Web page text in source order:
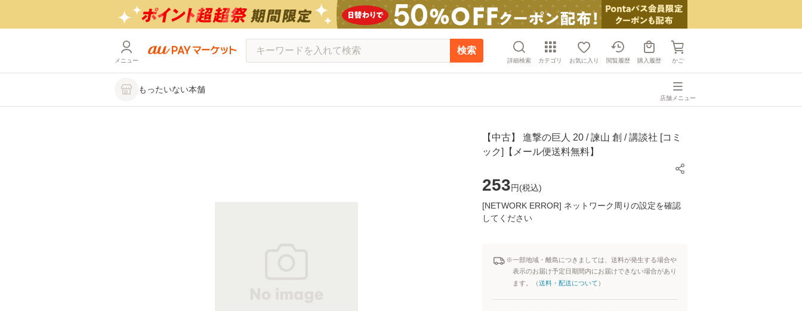
メニュー
検索
詳細検索 カテゴリ お気に入り 閲覧履歴 購入履歴 かご
もったいない本舗
店舗メニュー
【中古】 進撃の巨人 20 / 諫山 創 / 講談社 [コミ
ック]【メール便送料無料】
253円(税込)
[NETWORK ERROR] ネットワーク周りの設定を確認
してください
※一部地域・離島につきましては、送料が発生する場合や
表示のお届け予定日期間内にお届けできない場合があり
ます。（送料・配送について ）